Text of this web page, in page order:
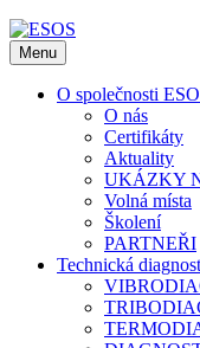
Menu
O společnosti
O nás
Certifikáty
Aktuality
UKÁZKY
Volná místa
Školení
PARTNEŘI
Technická